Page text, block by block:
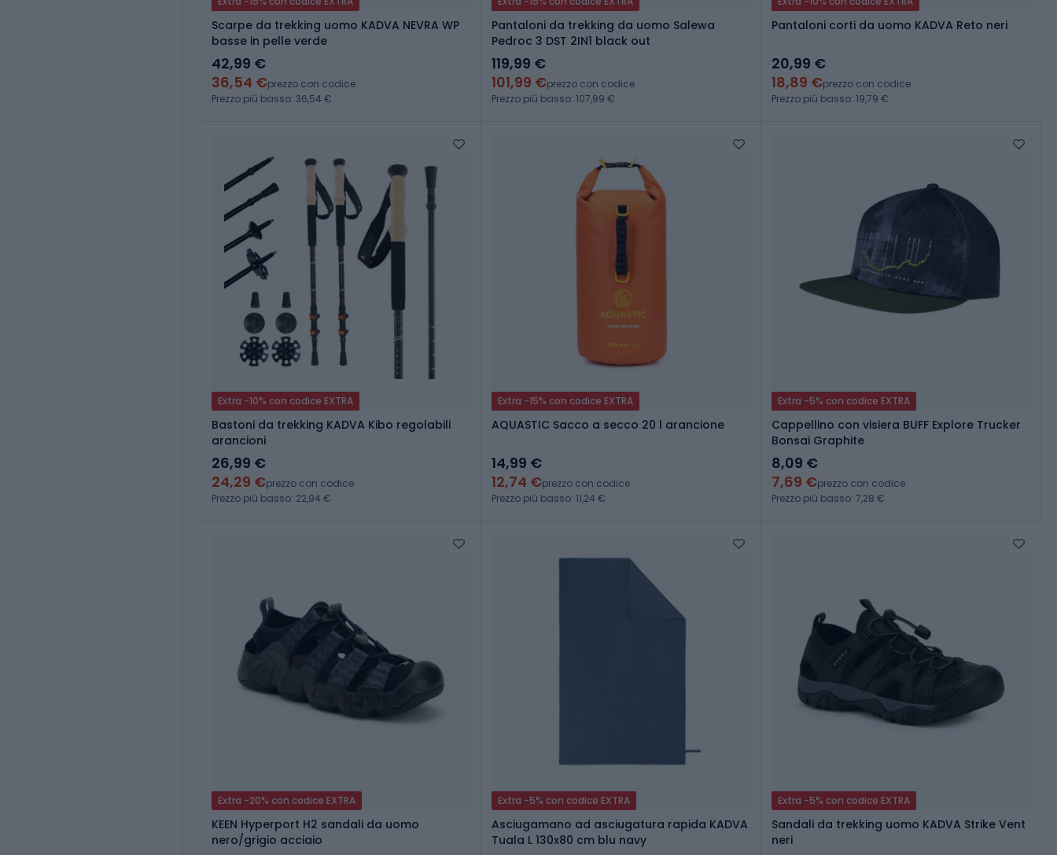
Scarpe da trekking uomo KADVA NEVRA WP
basse in pelle verde
42,99 €
36,54 €prezzo con codice
Prezzo più basso: 36,54 €
Pantaloni da trekking da uomo Salewa
Pedroc 3 DST 2IN1 black out
119,99 €
101,99 €prezzo con codice
Prezzo più basso: 107,99 €
Pantaloni corti da uomo KADVA Reto neri
20,99 €
18,89 €prezzo con codice
Prezzo più basso: 19,79 €
Extra -10% con codice EXTRA
Bastoni da trekking KADVA Kibo regolabili
arancioni
26,99 €
24,29 €prezzo con codice
Prezzo più basso: 22,94 €
Extra -15% con codice EXTRA
AQUASTIC Sacco a secco 20 l arancione
14,99 €
12,74 €prezzo con codice
Prezzo più basso: 11,24 €
Extra -5% con codice EXTRA
Cappellino con visiera BUFF Explore Trucker
Bonsai Graphite
8,09 €
7,69 €prezzo con codice
Prezzo più basso: 7,28 €
Extra -20% con codice EXTRA
KEEN Hyperport H2 sandali da uomo
nero/grigio acciaio
Extra -5% con codice EXTRA
Asciugamano ad asciugatura rapida KADVA
Tuala L 130x80 cm blu navy
Extra -5% con codice EXTRA
Sandali da trekking uomo KADVA Strike Vent
neri